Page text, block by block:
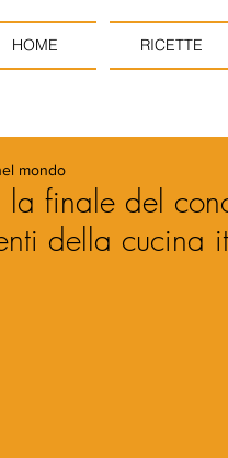
HOME RICETTE
finale del
della cucina
mondo